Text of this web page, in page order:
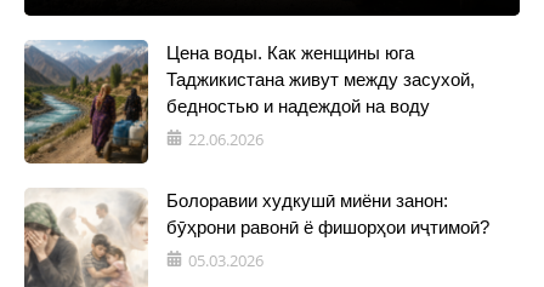
Цена воды. Как женщины юга
Таджикистана живут между засухой,
бедностью и надеждой на воду
22.06.2026
Болоравии худкушӣ миёни занон:
бӯҳрони равонӣ ё фишорҳои иҷтимоӣ?
05.03.2026